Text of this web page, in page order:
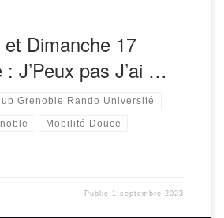
Dimanche 17
J’Peux pas J’ai …
Grenoble Rando Université
Mobilité Douce
Publié 1 septembre 2023